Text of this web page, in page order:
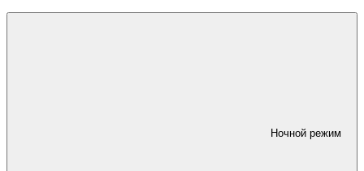
Ночной режим